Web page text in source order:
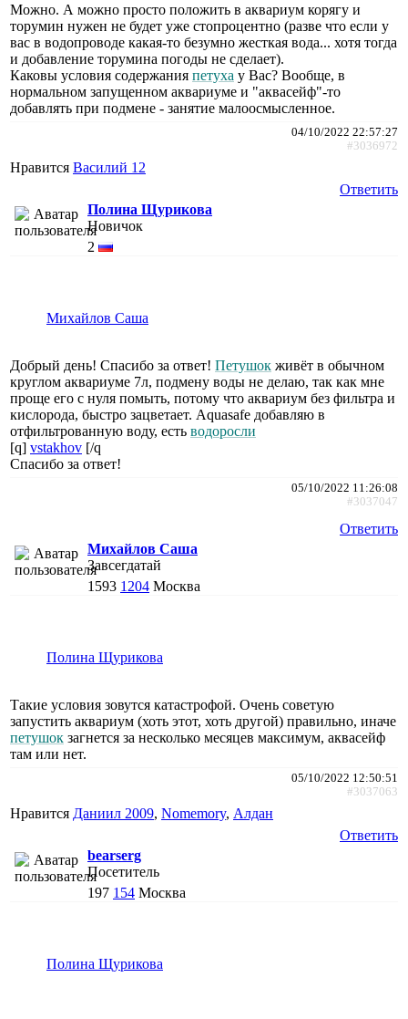
Можно. А можно просто положить в аквариум корягу и
торумин нужен не будет уже стопроцентно (разве что если у
вас в водопроводе какая-то безумно жесткая вода... хотя тогда
и добавление торумина погоды не сделает).
Каковы условия содержания петуха у Вас? Вообще, в
нормальном запущенном аквариуме и "аквасейф"-то
добавлять при подмене - занятие малоосмысленное.
04/10/2022 22:57:27
#3036972
Нравится Василий 12
Ответить
Полина Щурикова
Новичок
2
Михайлов Саша
Добрый день! Спасибо за ответ! Петушок живёт в обычном
круглом аквариуме 7л, подмену воды не делаю, так как мне
проще его с нуля помыть, потому что аквариум без фильтра и
кислорода, быстро зацветает. Aquasafe добавляю в
отфильтрованную воду, есть водоросли
[q] vstakhov [/q
Спасибо за ответ!
05/10/2022 11:26:08
#3037047
Ответить
Михайлов Саша
Завсегдатай
1593 1204 Москва
Полина Щурикова
Такие условия зовутся катастрофой. Очень советую
запустить аквариум (хоть этот, хоть другой) правильно, иначе
петушок загнется за несколько месяцев максимум, аквасейф
там или нет.
05/10/2022 12:50:51
#3037063
Нравится Даниил 2009, Nomemory, Алдан
Ответить
bearserg
Посетитель
197 154 Москва
Полина Щурикова